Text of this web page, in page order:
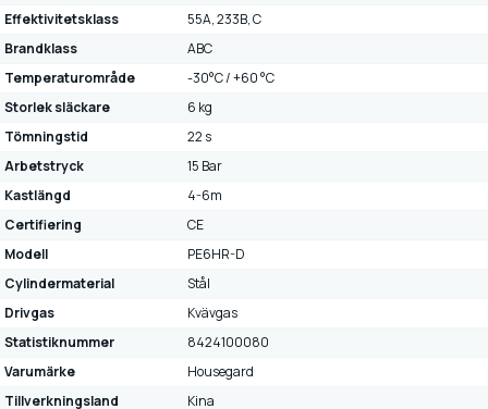
Effektivitetsklass
55A, 233B, C
Brandklass
ABC
Temperaturområde
-30°C / +60 °C
Storlek släckare
6 kg
Tömningstid
22 s
Arbetstryck
15 Bar
Kastlängd
4-6m
Certifiering
CE
Modell
PE6HR-D
Cylindermaterial
Stål
Drivgas
Kvävgas
Statistiknummer
8424100080
Varumärke
Housegard
Tillverkningsland
Kina